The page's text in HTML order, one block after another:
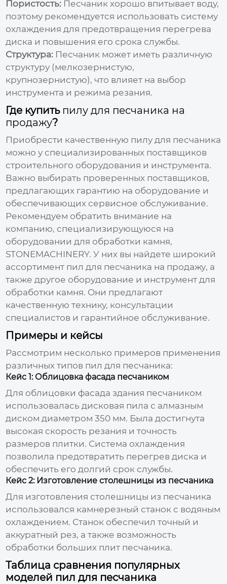
Пористость: Песчаник хорошо впитывает воду,
поэтому рекомендуется использовать систему
охлаждения для предотвращения перегрева
диска и повышения его срока службы.
Структура: Песчаник может иметь различную
структуру (мелкозернистую,
крупнозернистую), что влияет на выбор
инструмента и режима резания.
Где купить пилу для песчаника на
продажу?
Приобрести качественную пилу для песчаника
можно у специализированных поставщиков
строительного оборудования и инструмента.
Важно выбирать проверенных поставщиков,
предлагающих гарантию на оборудование и
обеспечивающих сервисное обслуживание.
Рекомендуем обратить внимание на
компанию, специализирующуюся на
оборудовании для обработки камня,
STONEMACHINERY. У них вы найдете широкий
ассортимент пил для песчаника на продажу, а
также другое оборудование и инструмент для
обработки камня. Они предлагают
качественную технику, консультации
специалистов и гарантийное обслуживание.
Примеры и кейсы
Рассмотрим несколько примеров применения
различных типов пил для песчаника:
Кейс 1: Облицовка фасада песчаником
Для облицовки фасада здания песчаником
использовалась дисковая пила с алмазным
диском диаметром 350 мм. Была достигнута
высокая скорость резания и точность
размеров плитки. Система охлаждения
позволила предотвратить перегрев диска и
обеспечить его долгий срок службы.
Кейс 2: Изготовление столешницы из песчаника
Для изготовления столешницы из песчаника
использовался камнерезный станок с водяным
охлаждением. Станок обеспечил точный и
аккуратный рез, а также возможность
обработки больших плит песчаника.
Таблица сравнения популярных
моделей пил для песчаника